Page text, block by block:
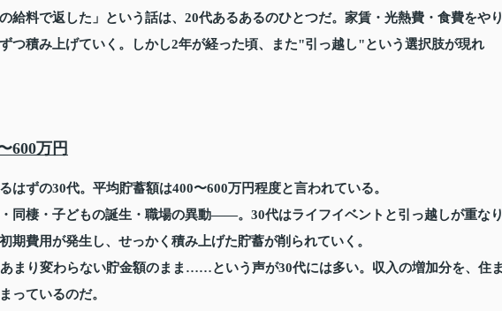
給料で返した」という話は、20代あるあるのひとつだ。家賃・光熱費・食費をや
つ積み上げていく。しかし2年が経った頃、また"引っ越し"という選択肢が現れ
600万円
はずの30代。平均貯蓄額は400〜600万円程度と言われている。
同棲・子どもの誕生・職場の異動――。30代はライフイベントと引っ越しが重な
期費用が発生し、せっかく積み上げた貯蓄が削られていく。
まり変わらない貯金額のまま……という声が30代には多い。収入の増加分を、住
っているのだ。